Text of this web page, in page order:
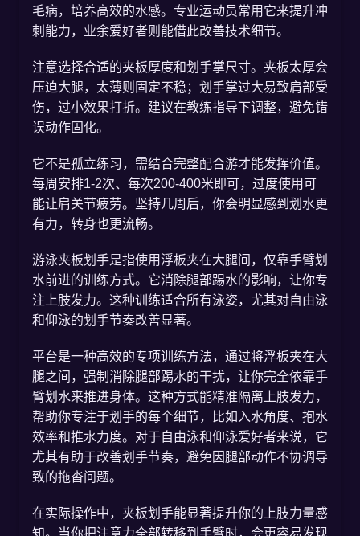
毛病，培养高效的水感。专业运动员常用它来提升冲
刺能力，业余爱好者则能借此改善技术细节。
注意选择合适的夹板厚度和划手掌尺寸。夹板太厚会
压迫大腿，太薄则固定不稳；划手掌过大易致肩部受
伤，过小效果打折。建议在教练指导下调整，避免错
误动作固化。
它不是孤立练习，需结合完整配合游才能发挥价值。
每周安排1-2次、每次200-400米即可，过度使用可
能让肩关节疲劳。坚持几周后，你会明显感到划水更
有力，转身也更流畅。
游泳夹板划手是指使用浮板夹在大腿间，仅靠手臂划
水前进的训练方式。它消除腿部踢水的影响，让你专
注上肢发力。这种训练适合所有泳姿，尤其对自由泳
和仰泳的划手节奏改善显著。
平台是一种高效的专项训练方法，通过将浮板夹在大
腿之间，强制消除腿部踢水的干扰，让你完全依靠手
臂划水来推进身体。这种方式能精准隔离上肢发力，
帮助你专注于划手的每个细节，比如入水角度、抱水
效率和推水力度。对于自由泳和仰泳爱好者来说，它
尤其有助于改善划手节奏，避免因腿部动作不协调导
致的拖沓问题。
在实际操作中，夹板划手能显著提升你的上肢力量感
知。当你把注意力全部转移到手臂时，会更容易发现